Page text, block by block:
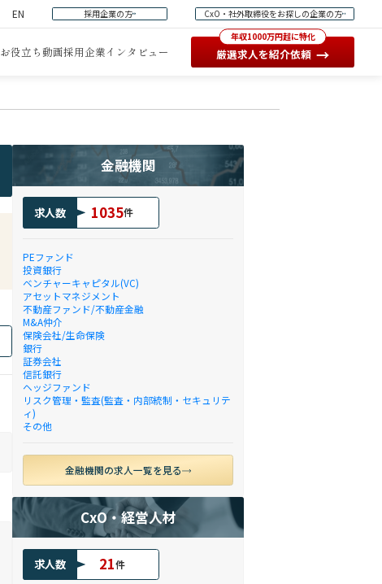
EN 採用企業の方 CxO・社外取締役をお探しの企業の方
お役立ち動画採用企業インタビュー
年収1000万円超に特化
厳選求人を紹介依頼 →
金融機関
求人数 1035件
PEファンド
投資銀行
ベンチャーキャピタル(VC)
アセットマネジメント
不動産ファンド/不動産金融
M&A仲介
保険会社/生命保険
銀行
証券会社
信託銀行
ヘッジファンド
リスク管理・監査(監査・内部統制・セキュリテ
ィ)
その他
金融機関の求人一覧を見る
CxO・経営人材
求人数 21件